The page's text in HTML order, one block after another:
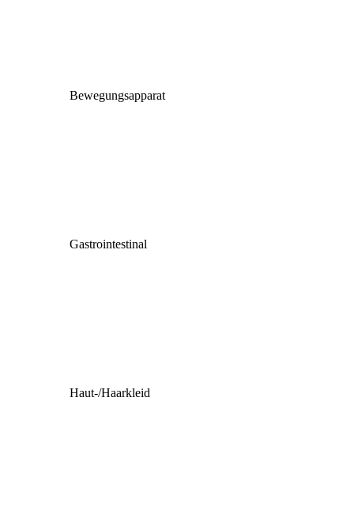
Bewegungsapparat
Gastrointestinal
Haut-/Haarkleid